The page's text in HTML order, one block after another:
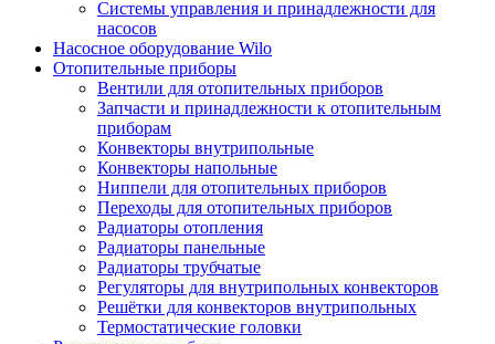
Системы управления и принадлежности для
насосов
Насосное оборудование Wilo
Отопительные приборы
Вентили для отопительных приборов
Запчасти и принадлежности к отопительным
приборам
Конвекторы внутрипольные
Конвекторы напольные
Ниппели для отопительных приборов
Переходы для отопительных приборов
Радиаторы отопления
Радиаторы панельные
Радиаторы трубчатые
Регуляторы для внутрипольных конвекторов
Решётки для конвекторов внутрипольных
Термостатические головки